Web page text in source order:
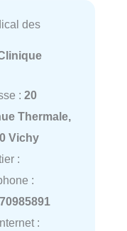
des
: 20
Thermale,
Vichy
:
:
: